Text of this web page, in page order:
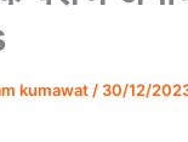
kumawat / 30/12/